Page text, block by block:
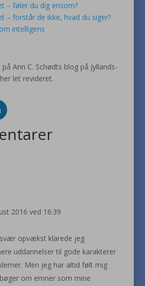
– føler du dig ensom?
– forstår de ikke, hvad du siger?
intelligens
Ann C. Schødts blog på Jyllands-
let revideret.
2016 ved 16:39
opvækst klarede jeg
uddannelser til gode karakterer
Men jeg har altid følt mig
om emner som mine